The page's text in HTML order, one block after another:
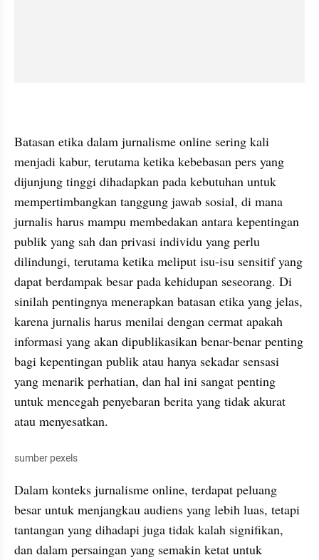
Batasan etika dalam jurnalisme online sering kali
menjadi kabur, terutama ketika kebebasan pers yang
dijunjung tinggi dihadapkan pada kebutuhan untuk
mempertimbangkan tanggung jawab sosial, di mana
jurnalis harus mampu membedakan antara kepentingan
publik yang sah dan privasi individu yang perlu
dilindungi, terutama ketika meliput isu-isu sensitif yang
dapat berdampak besar pada kehidupan seseorang. Di
sinilah pentingnya menerapkan batasan etika yang jelas,
karena jurnalis harus menilai dengan cermat apakah
informasi yang akan dipublikasikan benar-benar penting
bagi kepentingan publik atau hanya sekadar sensasi
yang menarik perhatian, dan hal ini sangat penting
untuk mencegah penyebaran berita yang tidak akurat
atau menyesatkan.
sumber pexels
Dalam konteks jurnalisme online, terdapat peluang
besar untuk menjangkau audiens yang lebih luas, tetapi
tantangan yang dihadapi juga tidak kalah signifikan,
dan dalam persaingan yang semakin ketat untuk